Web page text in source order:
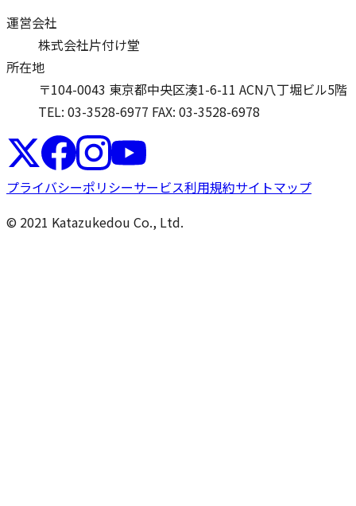
運営会社
株式会社片付け堂
所在地
〒104-0043 東京都中央区湊1-6-11 ACN八丁堀ビル5階
TEL: 03-3528-6977 FAX: 03-3528-6978
プライバシーポリシーサービス利用規約サイトマップ
© 2021 Katazukedou Co., Ltd.